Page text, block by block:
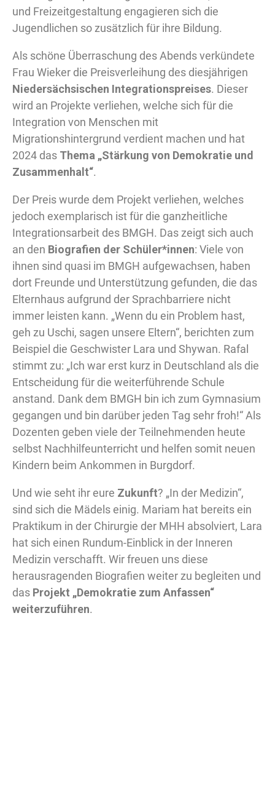
und Freizeitgestaltung engagieren sich die
Jugendlichen so zusätzlich für ihre Bildung.
Als schöne Überraschung des Abends verkündete
Frau Wieker die Preisverleihung des diesjährigen
Niedersächsischen Integrationspreises. Dieser
wird an Projekte verliehen, welche sich für die
Integration von Menschen mit
Migrationshintergrund verdient machen und hat
2024 das Thema „Stärkung von Demokratie und
Zusammenhalt“.
Der Preis wurde dem Projekt verliehen, welches
jedoch exemplarisch ist für die ganzheitliche
Integrationsarbeit des BMGH. Das zeigt sich auch
an den Biografien der Schüler*innen: Viele von
ihnen sind quasi im BMGH aufgewachsen, haben
dort Freunde und Unterstützung gefunden, die das
Elternhaus aufgrund der Sprachbarriere nicht
immer leisten kann. „Wenn du ein Problem hast,
geh zu Uschi, sagen unsere Eltern“, berichten zum
Beispiel die Geschwister Lara und Shywan. Rafal
stimmt zu: „Ich war erst kurz in Deutschland als die
Entscheidung für die weiterführende Schule
anstand. Dank dem BMGH bin ich zum Gymnasium
gegangen und bin darüber jeden Tag sehr froh!“ Als
Dozenten geben viele der Teilnehmenden heute
selbst Nachhilfeunterricht und helfen somit neuen
Kindern beim Ankommen in Burgdorf.
Und wie seht ihr eure Zukunft? „In der Medizin“,
sind sich die Mädels einig. Mariam hat bereits ein
Praktikum in der Chirurgie der MHH absolviert, Lara
hat sich einen Rundum-Einblick in der Inneren
Medizin verschafft. Wir freuen uns diese
herausragenden Biografien weiter zu begleiten und
das Projekt „Demokratie zum Anfassen“
weiterzuführen.